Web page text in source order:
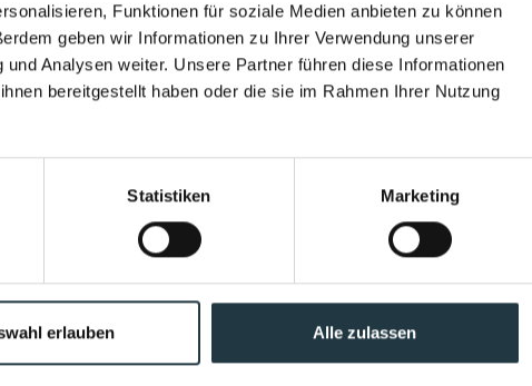
Funktionen für soziale Medien anbieten zu können
geben wir Informationen zu Ihrer Verwendung unserer
Analysen weiter. Unsere Partner führen diese Informationen
bereitgestellt haben oder die sie im Rahmen Ihrer Nutzung
Statistiken Marketing
erlauben Alle zulassen
trail running, etc.)
programs, etc.)
be processed by the data protection officer for the purpose
given by me by sending the form.Further information
round. With a view of the high-alpine mountains of
feeling stronger than when you arrived.